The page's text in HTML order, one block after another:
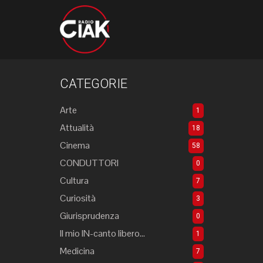
CATEGORIE
Arte 1
Attualità 18
Cinema 58
CONDUTTORI 0
Cultura 7
Curiosità 3
Giurisprudenza 0
Il mio IN-canto libero... 1
Medicina 7